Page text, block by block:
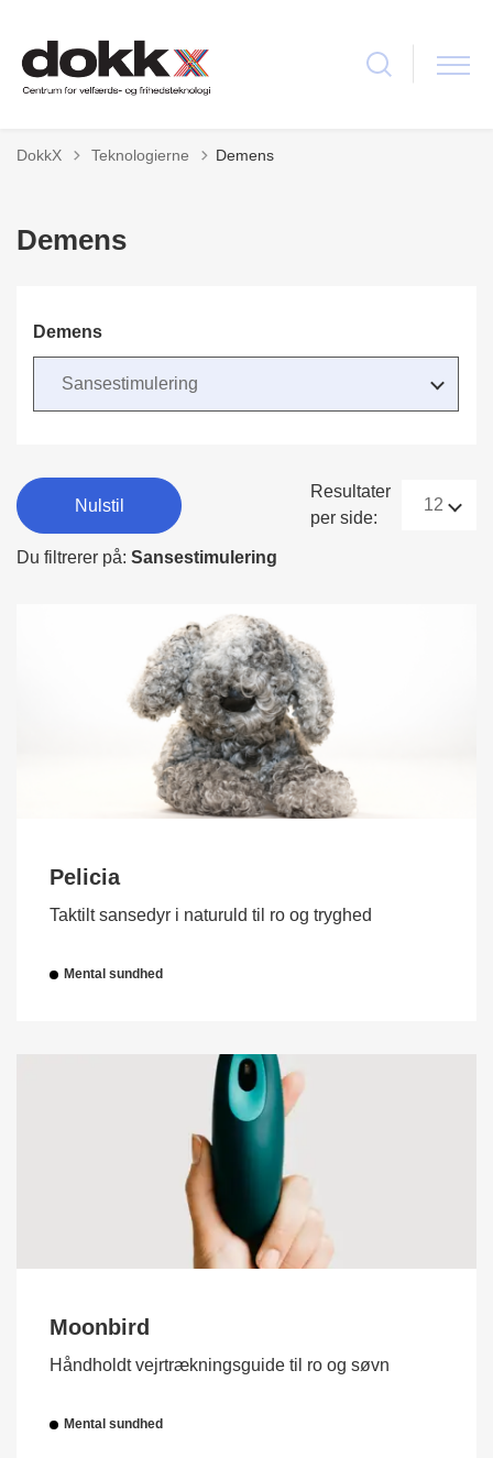
DokkX Tilbage til
Teknologierne Demens
Demens
Demens
Nulstil
Resultater
per side:
Du filtrerer på: Sansestimulering
Pelicia
Taktilt sansedyr i naturuld til ro og tryghed
Mental sundhed
Moonbird
Håndholdt vejrtrækningsguide til ro og søvn
Mental sundhed